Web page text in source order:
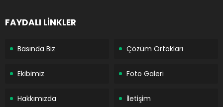
FAYDALI LİNKLER
Basında Biz Çözüm Ortakları
Ekibimiz Foto Galeri
Hakkımızda İletişim